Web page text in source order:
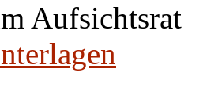
Aufsichtsrat